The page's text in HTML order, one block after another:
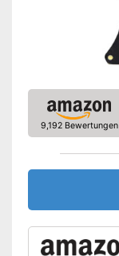
9,192 Bewertungen